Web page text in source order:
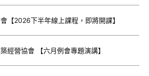
【2026下半年線上課程，即將開課】
經營協會 【六月例會專題演講】